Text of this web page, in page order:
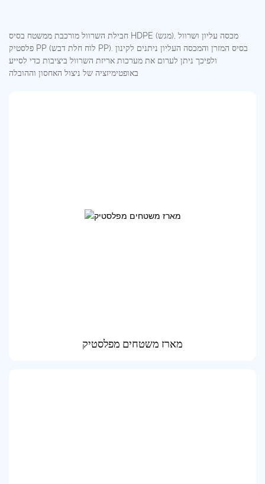
חבילת השרוול מורכבת ממשטח בסיס HDPE (מגש), מכסה עליון ושרוול
פלסטיק PP (לוח חלת דבש PP). בסיס המזרן והמכסה העליון ניתנים לקינון
ולפיכך ניתן לערום את מערכות אריזת השרוול ביציבות כדי לסייע
מארז משטחים מפלסטיק